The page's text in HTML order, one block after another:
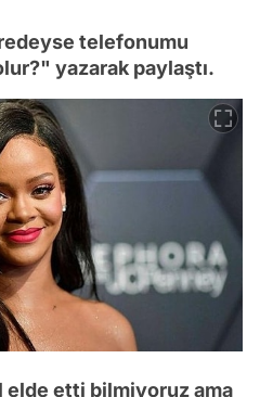
telefonumu
yazarak paylaştı.
elde etti bilmiyoruz ama